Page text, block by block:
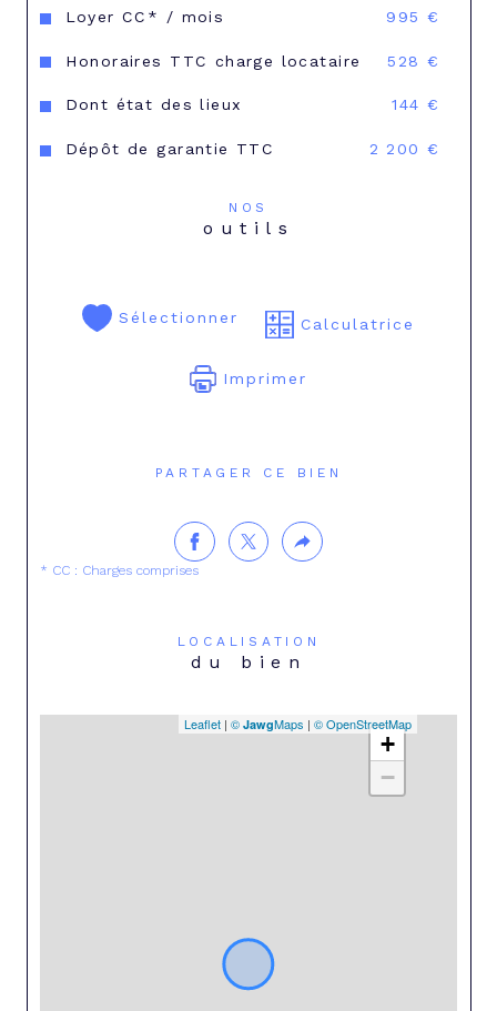
Loyer CC* / mois 995 €
Honoraires TTC charge locataire 528 €
Dont état des lieux 144 €
Dépôt de garantie TTC 2 200 €
NOS
outils
Sélectionner Calculatrice
Imprimer
PARTAGER CE BIEN
* CC : Charges comprises
LOCALISATION
du bien
+
−
Leaflet | © JawgMaps | © OpenStreetMap